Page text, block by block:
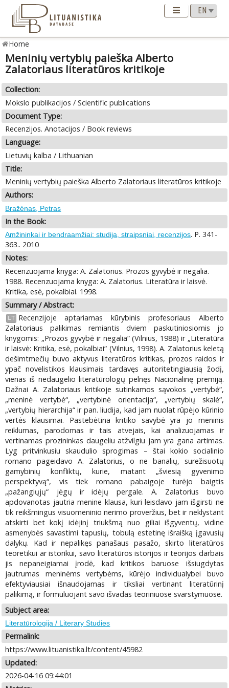
Home
Meninių vertybių paieška Alberto
Zalatoriaus literatūros kritikoje
Collection:
Mokslo publikacijos / Scientific publications
Document Type:
Recenzijos. Anotacijos / Book reviews
Language:
Lietuvių kalba / Lithuanian
Title:
Meninių vertybių paieška Alberto Zalatoriaus literatūros kritikoje
Authors:
Bražėnas, Petras
In the Book:
Amžininkai ir bendraamžiai: studija, straipsniai, recenzijos. P. 341-
363.. 2010
Notes:
Recenzuojama knyga: A. Zalatorius. Prozos gyvybė ir negalia.
1988. Recenzuojama knyga: A. Zalatorius. Literatūra ir laisvė.
Kritika, esė, pokalbiai. 1998.
Summary / Abstract:
LT
Recenzijoje aptariamas kūrybinis profesoriaus Alberto
Zalatoriaus palikimas remiantis dviem paskutiniosiomis jo
knygomis: „Prozos gyvybė ir negalia“ (Vilnius, 1988) ir „Literatūra
ir laisvė: Kritika, esė, pokalbiai“ (Vilnius, 1998). A. Zalatorius keletą
dešimtmečių buvo aktyvus literatūros kritikas, prozos raidos ir
ypač novelistikos klausimais tardavęs autoritetingiausią žodį,
vienas iš nedaugelio literatūrologų pelnęs Nacionalinę premiją.
Dažnai A. Zalatoriaus kritikoje sutinkamos sąvokos „vertybė“,
„meninė vertybė“, „vertybinė orientacija“, „vertybių skalė“,
„vertybių hierarchija“ ir pan. liudija, kad jam nuolat rūpėjo kūrinio
vertės klausimai. Pastebėtina kritiko savybė yra jo meninis
reiklumas, parodomas ir tais atvejais, kai analizuojamas ir
vertinamas prozininkas daugeliu atžvilgiu jam yra gana artimas.
Lyg pritvinkusiu skaudulio sprogimas – štai kokio socialinio
romano pageidavo A. Zalatorius, o ne banalių, surežisuotų
gamybinių konfliktų, kurie, matant „šviesią gyvenimo
perspektyvą“, vis tiek romano pabaigoje turėjo baigtis
„pažangiųjų“ jėgų ir idėjų pergale. A. Zalatorius buvo
apdovanotas jautria menine klausa, kuri leisdavo jam išgirsti ne
tik reikšmingus visuomeninio nerimo proveržius, bet ir neklystant
atskirti bet kokį idėjinį triukšmą nuo giliai išgyventų, vidine
asmenybės savastimi tapusių, tobulą estetinę išraišką įgavusių
dalykų. Kad ir nepalikęs panašaus pasažo, skirto literatūros
teoretikui ar istorikui, savo literatūros istorijos ir teorijos darbais
jis nepaneigiamai įrodė, kad kritikos baruose išsiugdytas
jautrumas meninėms vertybėms, kūrėjo individualybei buvo
efektyviausiai išnaudojamas ir tiksliai vertinant literatūrinį
palikimą, ir formuluojant savo išvadas teoriniuose svarstymuose.
Subject area:
Literatūrologija / Literary Studies
Permalink:
https://www.lituanistika.lt/content/45982
Updated:
2026-04-16 09:44:01